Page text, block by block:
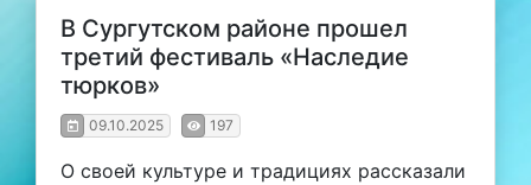
В Сургутском районе прошел
третий фестиваль «Наследие
тюрков»
09.10.2025 197
О своей культуре и традициях рассказали